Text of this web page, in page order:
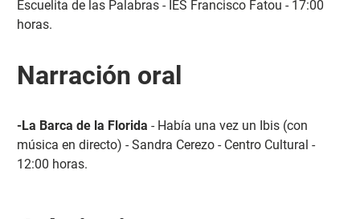
Escuelita de las Palabras - IES Francisco Fatou - 17:00
horas.
Narración oral
-La Barca de la Florida - Había una vez un Ibis (con
música en directo) - Sandra Cerezo - Centro Cultural -
12:00 horas.